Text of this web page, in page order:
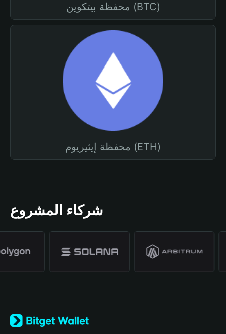
محفظة بيتكوين (BTC)
محفظة إيثيريوم (ETH)
شركاء المشروع